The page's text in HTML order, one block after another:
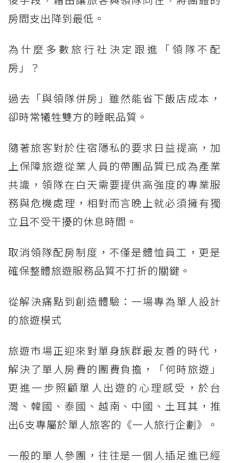
房間支出降到最低。
為什麼多數旅行社決定跟進「領隊不配
房」？
過去「與領隊併房」雖然能省下飯店成本，
卻時常犧牲雙方的睡眠品質。
隨著旅客對於住宿隱私的要求日益提高，加
上保障旅遊從業人員的帶團品質已成為產業
共識，領隊在白天需要提供高強度的專業服
務與危機處理，相對而言晚上就必須擁有獨
立且不受干擾的休息時間。
取消領隊配房制度，不僅是體恤員工，更是
確保整體旅遊服務品質不打折的關鍵。
從解決痛點到創造體驗：一場專為單人設計
的旅遊模式
旅遊市場正迎來對單身族群最友善的時代，
解決了單人房費的團費負擔，「何時旅遊」
更進一步照顧單人出遊的心理感受，於台
灣、韓國、泰國、越南、中國、土耳其，推
出6支專屬於單人旅客的《一人旅行企劃》。
一般的單人參團，往往是一個人插足進已經